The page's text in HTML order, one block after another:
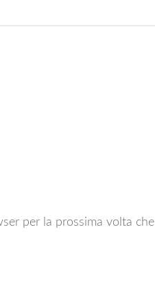
per la prossima volta